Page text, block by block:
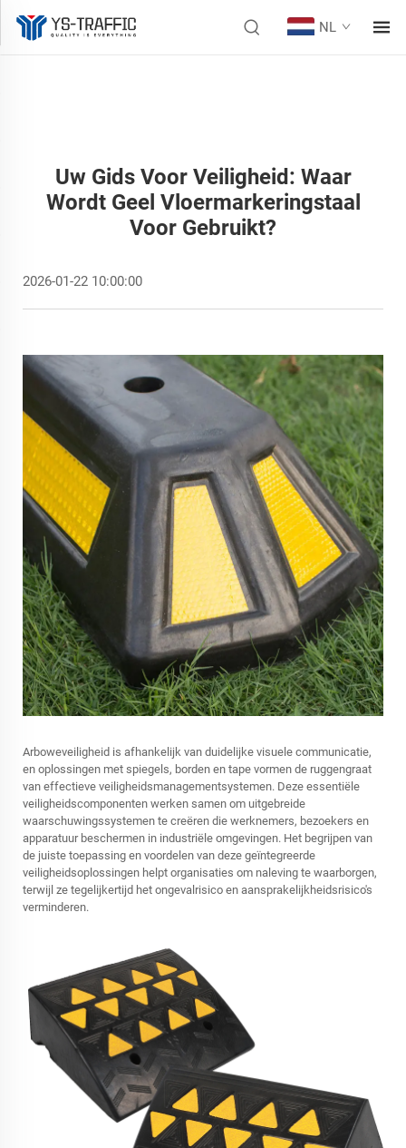
NL
Uw Gids Voor Veiligheid: Waar
Wordt Geel Vloermarkeringstaal
Voor Gebruikt?
2026-01-22 10:00:00
Arboweveiligheid is afhankelijk van duidelijke visuele communicatie,
en oplossingen met spiegels, borden en tape vormen de ruggengraat
van effectieve veiligheidsmanagementsystemen. Deze essentiële
veiligheidscomponenten werken samen om uitgebreide
waarschuwingssystemen te creëren die werknemers, bezoekers en
apparatuur beschermen in industriële omgevingen. Het begrijpen van
de juiste toepassing en voordelen van deze geïntegreerde
veiligheidsoplossingen helpt organisaties om naleving te waarborgen,
terwijl ze tegelijkertijd het ongevalrisico en aansprakelijkheidsrisico's
verminderen.